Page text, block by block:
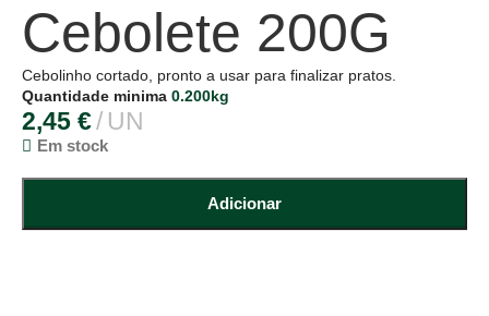
Cebolete 200G
Cebolinho cortado, pronto a usar para finalizar pratos.
Quantidade minima 0.200kg
2,45 € UN
Em stock
Adicionar